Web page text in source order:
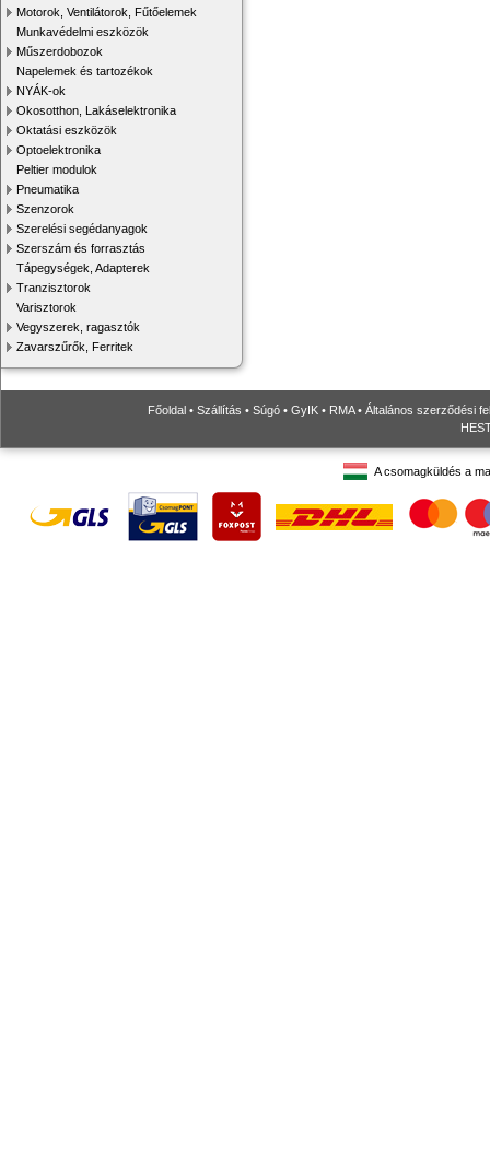
Motorok, Ventilátorok, Fűtőelemek
Munkavédelmi eszközök
Műszerdobozok
Napelemek és tartozékok
NYÁK-ok
Okosotthon, Lakáselektronika
Oktatási eszközök
Optoelektronika
Peltier modulok
Pneumatika
Szenzorok
Szerelési segédanyagok
Szerszám és forrasztás
Tápegységek, Adapterek
Tranzisztorok
Varisztorok
Vegyszerek, ragasztók
Zavarszűrők, Ferritek
Főoldal • Szállítás • Súgó • GyIK • RMA• Általános szerződési
A csomagküldés a